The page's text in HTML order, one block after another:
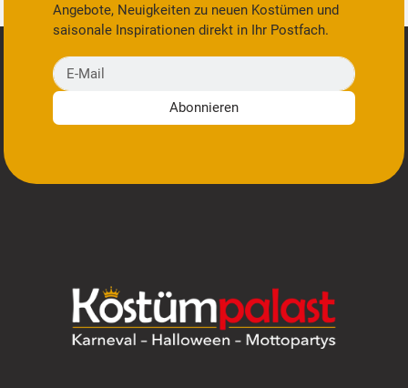
Angebote, Neuigkeiten zu neuen Kostümen und
saisonale Inspirationen direkt in Ihr Postfach.
E-Mail
Abonnieren